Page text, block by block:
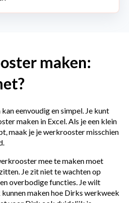
maken:
eenvoudig en simpel. Je kunt
maken in Excel. Als je een klein
maak je je werkrooster misschien
mee te maken moet
Je zit niet te wachten op
en overbodige functies. Je wilt
maken hoe Dirks werkweek